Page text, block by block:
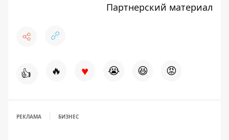
Партнерский материал
👍 🔥 ♥ 😭 😆 😡
РЕКЛАМА БИЗНЕС